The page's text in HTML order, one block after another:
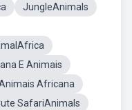
JungleAnimals
E Animais
Africana
SafariAnimals